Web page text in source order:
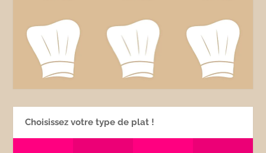
Choisissez votre type de plat !